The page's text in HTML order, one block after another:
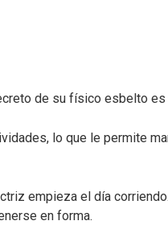
de su físico esbelto es
lo que le permite
empieza el día
en forma.